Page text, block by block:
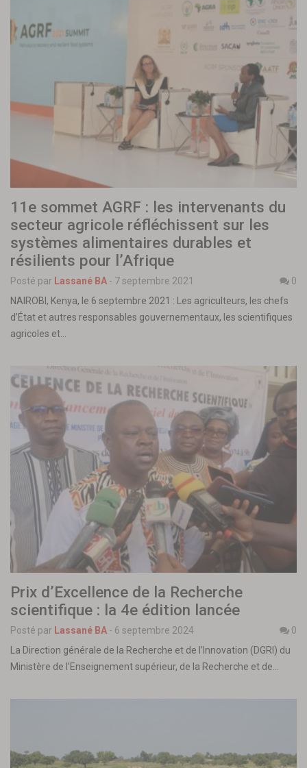
11e sommet AGRF : les intervenants du
secteur agricole réfléchissent sur les
systèmes alimentaires durables et
résilients pour l’Afrique
Posté par Lassané BA - 7 septembre 2021
0
NAIROBI, Kenya, le 6 septembre 2021 : Les agriculteurs, les chefs
d’État et autres responsables gouvernementaux, les scientifiques
agricoles et…
Prix d’Excellence de la Recherche
scientifique : la 4e édition lancée
Posté par Lassané BA - 6 septembre 2024
0
La Direction générale de la Recherche et de l’Innovation (DGRI) du
Ministère de l’Enseignement supérieur, de la Recherche et de…